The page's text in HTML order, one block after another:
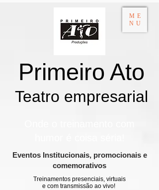
ME
NU
Primeiro Ato
Teatro empresarial​
​Eventos Institucionais, promocionais e
comemorativos
Treinamentos presenciais, virtuais
e com transmissão ao vivo!